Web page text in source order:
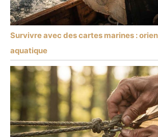
Survivre avec des cartes marines :
aquatique